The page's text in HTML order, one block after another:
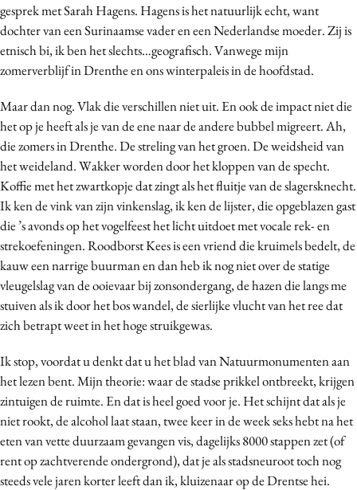
Partners
Topics
Artificial Intelligence
Bureaus
Campagnes
Carriere
Contentmarketing
Craft
Customer Experience
Data & Insights
Design
Digital transformation
Diversiteit
Effectiviteit
Gedragsverandering
Influencer marketing
Interne communicatie
Media
Merkstrategie
gesprek met Sarah Hagens. Hagens is het natuurlijk echt, want
dochter van een Surinaamse vader en een Nederlandse moeder. Zij is
etnisch bi, ik ben het slechts…geografisch. Vanwege mijn
zomerverblijf in Drenthe en ons winterpaleis in de hoofdstad.
Maar dan nog. Vlak die verschillen niet uit. En ook de impact niet die
het op je heeft als je van de ene naar de andere bubbel migreert. Ah,
die zomers in Drenthe. De streling van het groen. De weidsheid van
het weideland. Wakker worden door het kloppen van de specht.
Koffie met het zwartkopje dat zingt als het fluitje van de slagersknecht.
Ik ken de vink van zijn vinkenslag, ik ken de lijster, die opgeblazen gast
die ’s avonds op het vogelfeest het licht uitdoet met vocale rek- en
strekoefeningen. Roodborst Kees is een vriend die kruimels bedelt, de
kauw een narrige buurman en dan heb ik nog niet over de statige
vleugelslag van de ooievaar bij zonsondergang, de hazen die langs me
stuiven als ik door het bos wandel, de sierlijke vlucht van het ree dat
zich betrapt weet in het hoge struikgewas.
Ik stop, voordat u denkt dat u het blad van Natuurmonumenten aan
het lezen bent. Mijn theorie: waar de stadse prikkel ontbreekt, krijgen
zintuigen de ruimte. En dat is heel goed voor je. Het schijnt dat als je
niet rookt, de alcohol laat staan, twee keer in de week seks hebt na het
eten van vette duurzaam gevangen vis, dagelijks 8000 stappen zet (of
rent op zachtverende ondergrond), dat je als stadsneuroot toch nog
steeds vele jaren korter leeft dan ik, kluizenaar op de Drentse hei.